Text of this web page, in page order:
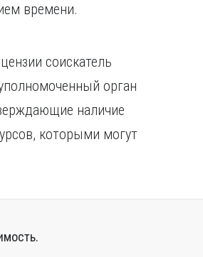
времени.
соискатель
орган
наличие
которыми могут